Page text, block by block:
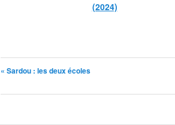
(2024)
« Sardou : les deux écoles